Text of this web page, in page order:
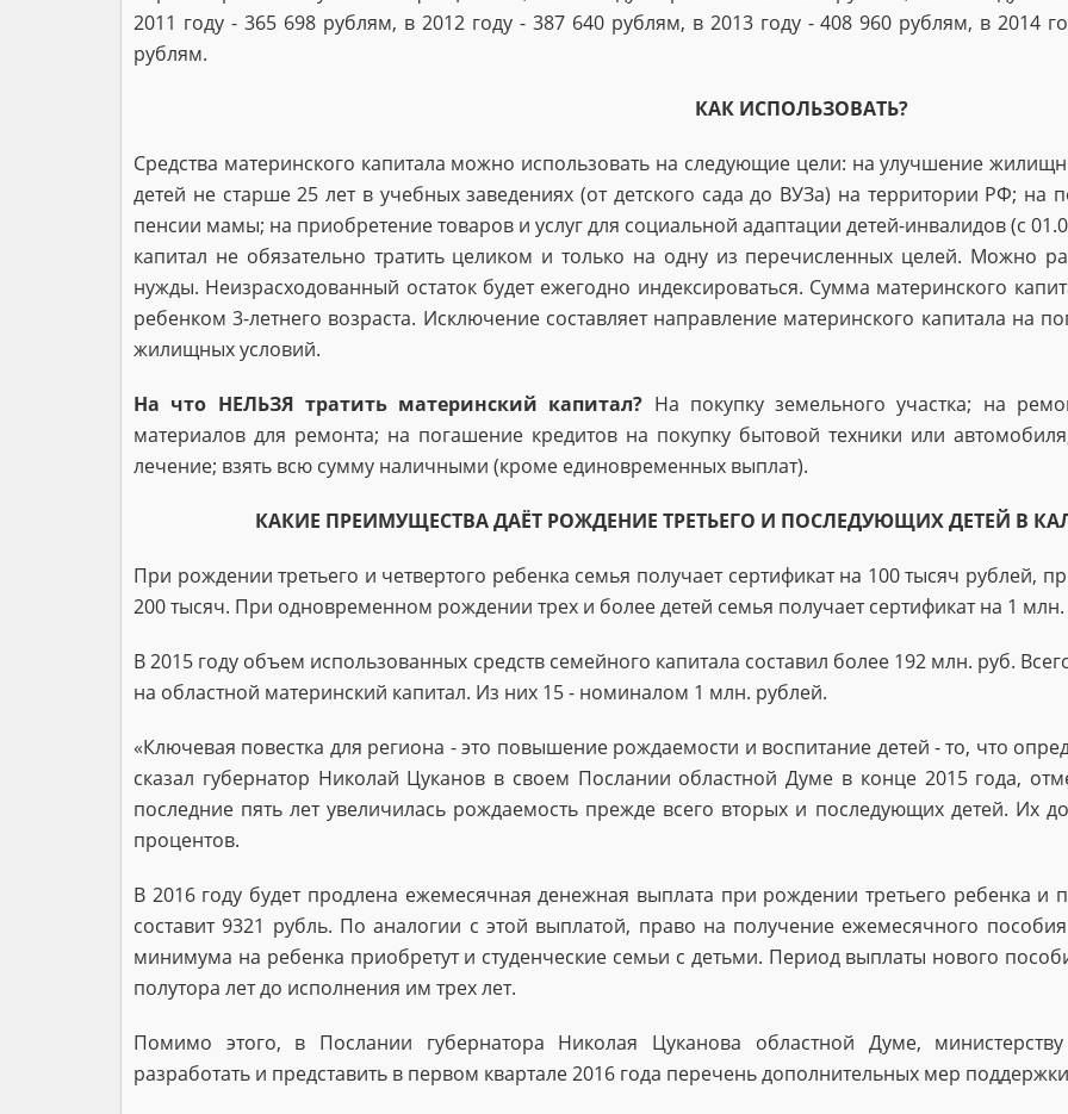
2011 году - 365 698 рублям, в 2012 году - 387 640 рублям, в 2013 году - 408 960 рублям, в 2014
рублям.
КАК ИСПОЛЬЗОВАТЬ?
Средства материнского капитала можно использовать на следующие цели: на улучшение
детей не старше 25 лет в учебных заведениях (от детского сада до ВУЗа) на территории РФ; на
пенсии мамы; на приобретение товаров и услуг для соци­альной адаптации детей-инвалидов (с
капитал не обязательно тратить целиком и только на одну из перечисленных целей. Можно
нужды. Неизрасходованный остаток будет ежегодно индексироваться. Сумма материнского
ребенком 3-летнего возраста. Исключение составляет направление материнского капитала на
жилищных условий.
На что НЕЛЬЗЯ тратить материнский капитал? На покупку земельного участка; на
материалов для ремонта; на погашение кредитов на покупку бы­товой техники или
лечение; взять всю сум­му наличными (кроме единовременных выплат).
КАКИЕ ПРЕИМУЩЕСТВА ДАЁТ РОЖДЕНИЕ ТРЕТЬЕГО И ПОСЛЕДУЮЩИХ ДЕТЕЙ В
При рождении третьего и четвертого ребенка семья получает сертификат на 100 тысяч рублей,
200 тысяч. При одновременном рождении трех и более детей семья получает сертификат на 1
В 2015 году объем использованных средств семейного капитала составил более 192 млн. руб.
на областной материнский капитал. Из них 15 - номиналом 1 млн. рублей.
«Ключевая повестка для региона - это повышение рождаемости и воспитание детей - то, что
сказал губернатор Николай Цуканов в своем Послании областной Думе в конце 2015 года,
последние пять лет увеличилась рождаемость прежде всего вторых и последующих детей. Их
процентов.
В 2016 году будет продлена ежемесячная денежная выплата при рождении третьего ребенка и
составит 9321 рубль. По аналогии с этой выплатой, право на получение ежемесячного
минимума на ребенка приобретут и студенческие семьи с детьми. Период выплаты нового
полутора лет до исполнения им трех лет.
Помимо этого, в Послании губернатора Николая Цуканова областной Думе,
разработать и представить в первом квартале 2016 года перечень дополнительных мер